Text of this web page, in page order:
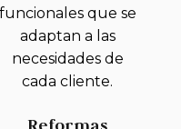
funcionales que se
adaptan a las
necesidades de
cada cliente.